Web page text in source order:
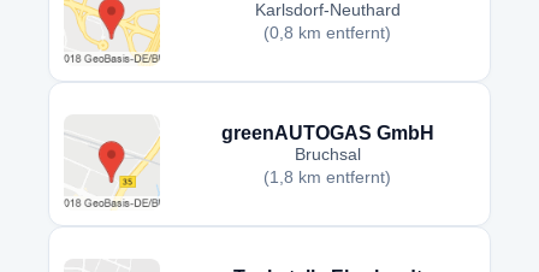
Karlsdorf-Neuthard
(0,8 km entfernt)
greenAUTOGAS GmbH
Bruchsal
(1,8 km entfernt)